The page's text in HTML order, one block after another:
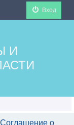
Вход
И
о